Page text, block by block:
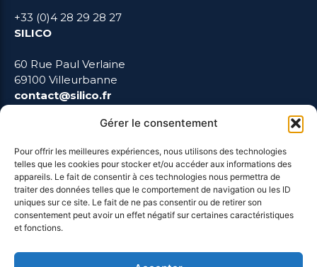
Gérer le consentement
Pour offrir les meilleures expériences, nous utilisons des technologies
telles que les cookies pour stocker et/ou accéder aux informations des
appareils. Le fait de consentir à ces technologies nous permettra de
traiter des données telles que le comportement de navigation ou les ID
uniques sur ce site. Le fait de ne pas consentir ou de retirer son
consentement peut avoir un effet négatif sur certaines caractéristiques
et fonctions.
+33 (0)4 28 29 28 27
SILICO
60 Rue Paul Verlaine
69100 Villeurbanne
contact@silico.fr
LIENS UTILES
Mentions Légales